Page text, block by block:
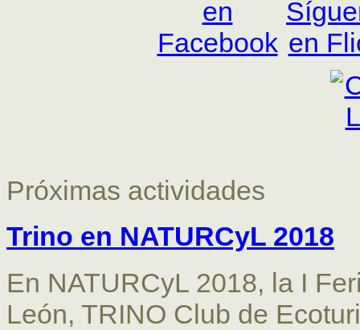
Próximas actividades
Trino en NATURCyL 2018
En NATURCyL 2018, la I
León, TRINO Club de